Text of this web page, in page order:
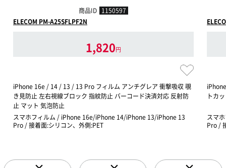
商品ID 1150597
ELECOM PM-A25SFLPF2N
1,820円
iPhone 16e / 14 / 13 / 13 Pro フィルム アンチグレア 衝撃吸収 覗
き見防止 左右視線ブロック 指紋防止 バーコード決済対応 反射防
止 マット 気泡防止
スマホフィルム / iPhone 16e/iPhone 14/iPhone 13/iPhone 13
Pro / 接着面:シリコン、外側:PET
トカ
スマ
Pro /